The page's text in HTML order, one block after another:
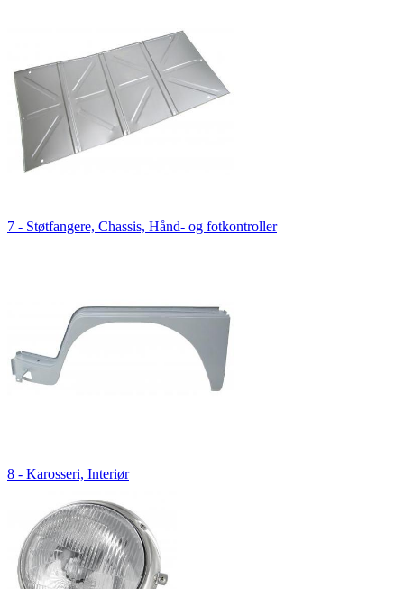
7 - Støtfangere, Chassis, Hånd- og fotkontroller
8 - Karosseri, Interiør